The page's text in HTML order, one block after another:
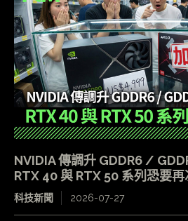
NVIDIA 傳調升 GDDR6 /
RTX 40 與 RTX 50 系列恐要
科技新聞 2026-07-27